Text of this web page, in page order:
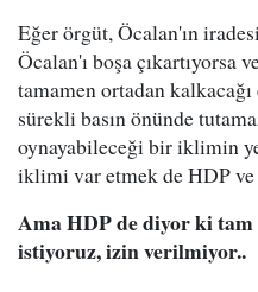
Eğer örgüt, Öcalan'ın
Öcalan'ı boşa çıkartıyorsa
tamamen ortadan kalkacağı
sürekli basın önünde
oynayabileceği bir iklimin
iklimi var etmek de HDP
Ama HDP de diyor ki
istiyoruz, izin verilmiyor..